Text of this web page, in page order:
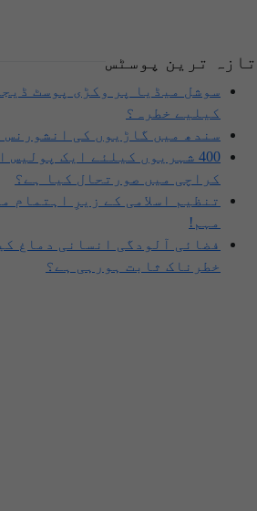
تازہ ترین پوسٹس
سوشل میڈیا پر وکڑی پوسٹ
کیلیے خطرہ؟
سندھ میں گاڑیوں کی انشورنس
400 شہریوں کیلئے ایک پولیس
کراچی میں صورتحال کیا ہے؟
تنظیم اسلامی کے زیرِ اہتمام
مہم!
فضائی آلودگی انسانی دماغ
خطرناک ثابت ہورہی ہے؟